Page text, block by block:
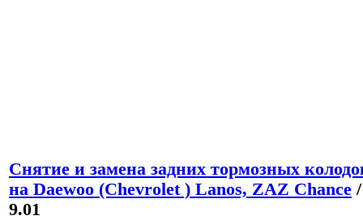
Снятие и замена задних тормозных
на Daewoo (Chevrolet ) Lanos, ZAZ Chance /
9.01